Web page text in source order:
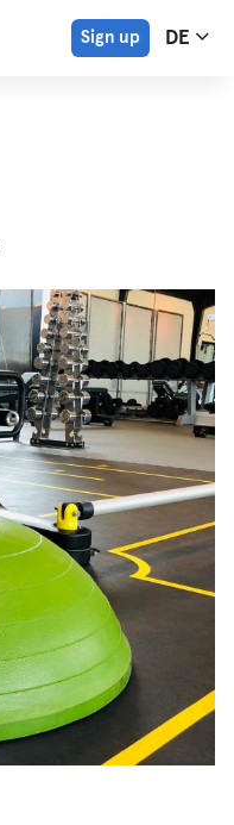
Sign up DE